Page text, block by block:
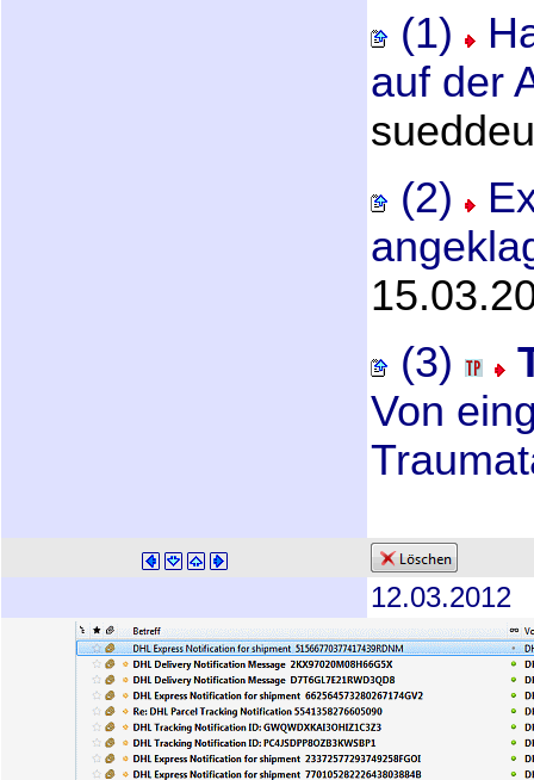
(1)
auf der
(2)
(3)
Von
12.03.2012